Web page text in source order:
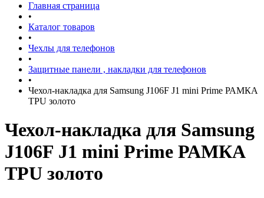
Главная страница
•
Каталог товаров
•
Чехлы для телефонов
•
Защитные панели , накладки для телефонов
•
Чехол-накладка для Samsung J106F J1 mini Prime РАМКА
TPU золото
Чехол-накладка для Samsung
J106F J1 mini Prime РАМКА
TPU золото